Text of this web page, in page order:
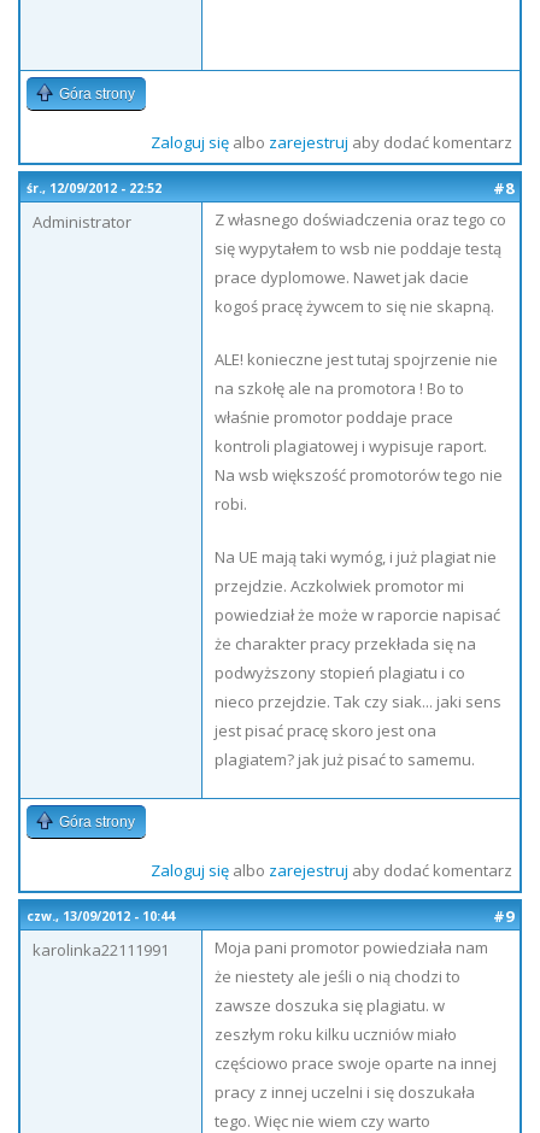
Góra strony
Zaloguj sięalbo zarejestruj aby dodać komentarz
śr., 12/09/2012 - 22:52
#8
Administrator
Z własnego doświadczenia oraz tego co
się wypytałem to wsb nie poddaje testą
prace dyplomowe. Nawet jak dacie
kogoś pracę żywcem to się nie skapną.
ALE! konieczne jest tutaj spojrzenie nie
na szkołę ale na promotora ! Bo to
właśnie promotor poddaje prace
kontroli plagiatowej i wypisuje raport.
Na wsb większość promotorów tego nie
robi.
Na UE mają taki wymóg, i już plagiat nie
przejdzie. Aczkolwiek promotor mi
powiedział że może w raporcie napisać
że charakter pracy przekłada się na
podwyższony stopień plagiatu i co
nieco przejdzie. Tak czy siak... jaki sens
jest pisać pracę skoro jest ona
plagiatem? jak już pisać to samemu.
Góra strony
Zaloguj sięalbo zarejestruj aby dodać komentarz
czw., 13/09/2012 - 10:44
#9
karolinka22111991
Moja pani promotor powiedziała nam
że niestety ale jeśli o nią chodzi to
zawsze doszuka się plagiatu. w
zeszłym roku kilku uczniów miało
częściowo prace swoje oparte na innej
pracy z innej uczelni i się doszukała
tego. Więc nie wiem czy warto